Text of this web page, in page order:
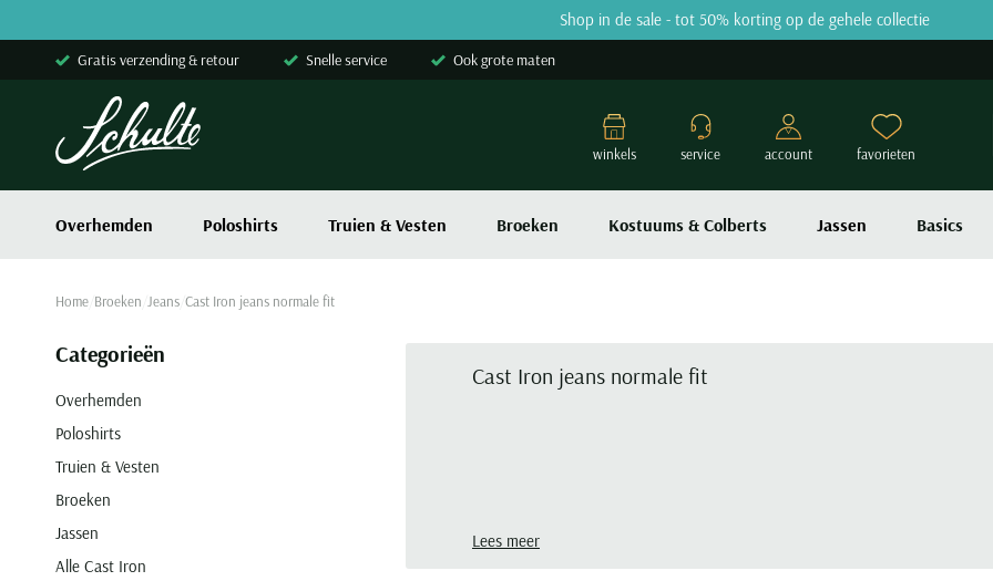
Shop in de sale - tot 50% korting op de gehele collectie
Gratis verzending & retour Snelle service Ook grote maten
Overhemden Poloshirts Truien & Vesten Broeken Kostuums & Colberts Jassen Basics
winkels service account favorieten
Home Broeken Jeans Cast Iron jeans normale fit
Cast Iron jeans normale fit
Lees meer
Categorieën
Overhemden
Poloshirts
Truien & Vesten
Broeken
Jassen
Alle Cast Iron